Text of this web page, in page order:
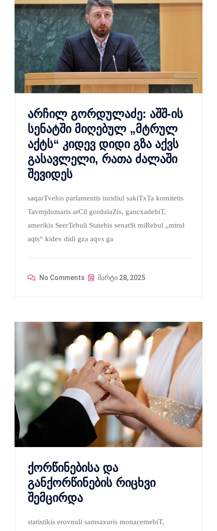
არჩილ გორდულაძე: აშშ-ის
სენატში მიღებულ „მტრულ
აქტს“ კიდევ დიდი გზა აქვს
გასავლელი, რათა ძალაში
შევიდეს
saqarTvelos parlamentis iuridiul sakiTxTa komitetis
Tavmjdomaris arCil gordulaZis, gancxadebiT,
amerikis SeerTebuli Statebis senatSi miRebul „mtrul
aqts“ kidev didi gza aqvs ga
No Comments მარტი 28, 2025
ქორწინებისა და
განქორწინების რიცხვი
შემცირდა
statistikis erovnuli samsaxuris monacemebiT,